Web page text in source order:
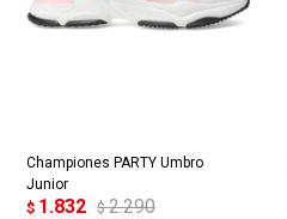
Championes PARTY Umbro
Junior
$ 1.832 $ 2.290